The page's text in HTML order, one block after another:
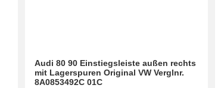
Audi 80 90 Einstiegsleiste außen rechts
mit Lagerspuren Original VW Verglnr.
8A0853492C 01C